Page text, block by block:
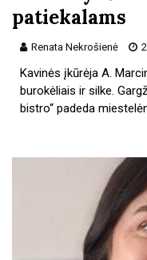
patiekalams
Renata Nekrošienė
Kavinės įkūrėja A.
burokėliais ir silke.
bistro“ padeda